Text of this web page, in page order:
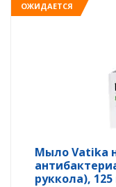
ОЖИДАЕТСЯ
Мыло Vatika
руккола), 125